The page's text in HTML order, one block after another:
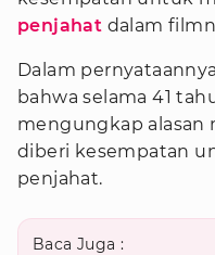
penjahat dalam
Dalam
bahwa selama 41
mengungkap alasan
diberi kesempatan
penjahat.
Baca Juga :